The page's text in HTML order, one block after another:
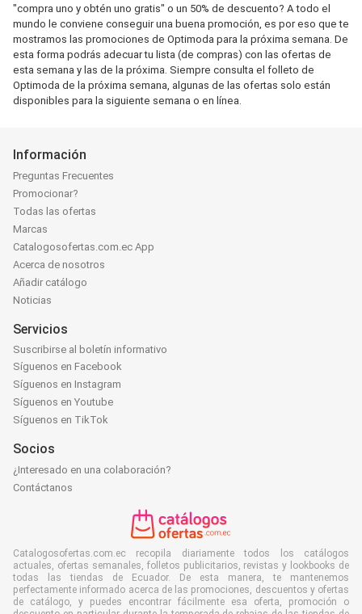
"compra uno y obtén uno gratis" o un 50% de descuento? A todo el
mundo le conviene conseguir una buena promoción, es por eso que te
mostramos las promociones de Optimoda para la próxima semana. De
esta forma podrás adecuar tu lista (de compras) con las ofertas de
esta semana y las de la próxima. Siempre consulta el folleto de
Optimoda de la próxima semana, algunas de las ofertas solo están
disponibles para la siguiente semana o en línea.
Información
Preguntas Frecuentes
Promocionar?
Todas las ofertas
Marcas
Catalogosofertas.com.ec App
Acerca de nosotros
Añadir catálogo
Noticias
Servicios
Suscribirse al boletín informativo
Síguenos en Facebook
Síguenos en Instagram
Síguenos en Youtube
Síguenos en TikTok
Socios
¿Interesado en una colaboración?
Contáctanos
Catalogosofertas.com.ec recopila diariamente todos los catálogos
actuales, ofertas semanales, folletos publicitarios, revistas y lookbooks de
todas las tiendas de Ecuador. De esta manera, te mantenemos
perfectamente informado acerca de las promociones, descuentos y ofertas
de catálogo, y puedes encontrar fácilmente esa oferta, promoción o